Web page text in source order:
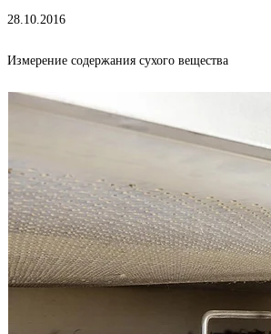
28.10.2016
Измерение содержания сухого вещества